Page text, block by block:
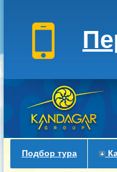
Подбор тура